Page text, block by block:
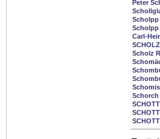
Peter
Scholpp
Scholpp
Carl-
Scholz